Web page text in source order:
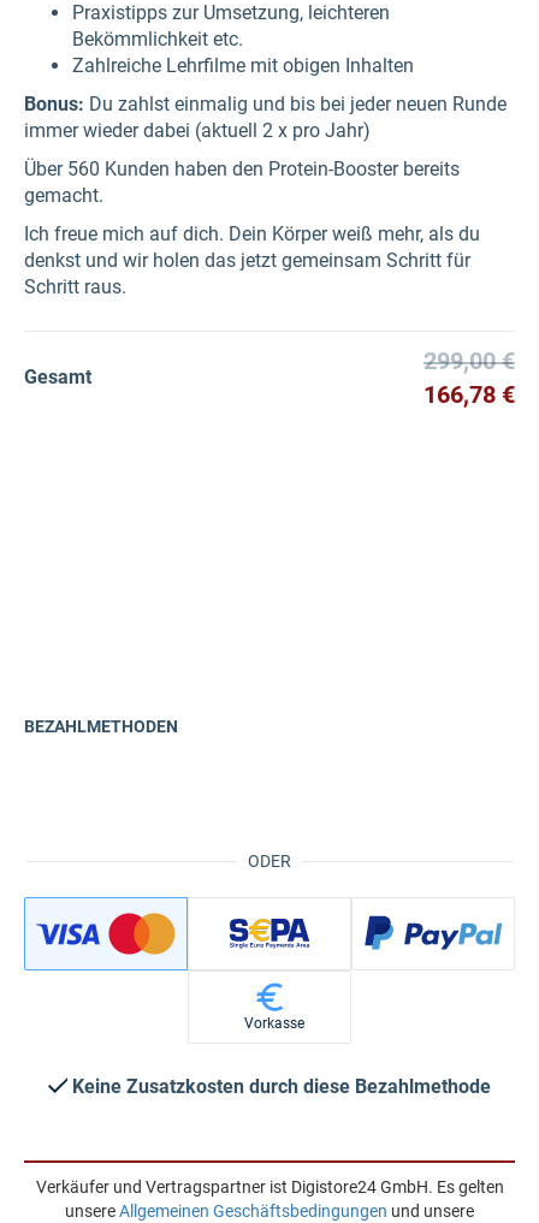
Praxistipps zur Umsetzung, leichteren
Bekömmlichkeit etc.
Zahlreiche Lehrfilme mit obigen Inhalten
Bonus: Du zahlst einmalig und bis bei jeder neuen Runde
immer wieder dabei (aktuell 2 x pro Jahr)
Über 560 Kunden haben den Protein-Booster bereits
gemacht.
Ich freue mich auf dich. Dein Körper weiß mehr, als du
denkst und wir holen das jetzt gemeinsam Schritt für
Schritt raus.
Gesamt
299,00 €
166,78 €
ODER
BEZAHLMETHODEN
Vorkasse
Keine Zusatzkosten durch diese Bezahlmethode
Verkäufer und Vertragspartner ist Digistore24 GmbH. Es gelten
unsereAllgemeinen Geschäftsbedingungen und unsere